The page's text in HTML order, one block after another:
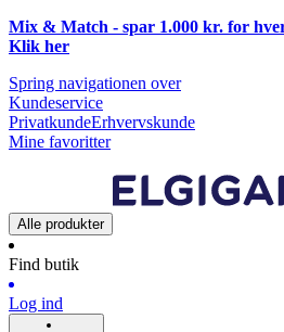
Mix & Match - spar 1.000 kr. for
Klik her
Spring navigationen over
Kundeservice
PrivatkundeErhvervskunde
Mine favoritter
Alle produkter
Find butik
Log ind